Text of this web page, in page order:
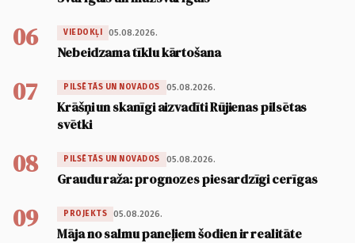
06 VIEDOKĻI 05.08.2026.
Nebeidzama tīklu kārtošana
07 PILSĒTĀS UN NOVADOS 05.08.2026.
Krāšņi un skanīgi aizvadīti Rūjienas pilsētas
svētki
08 PILSĒTĀS UN NOVADOS 05.08.2026.
Graudu raža: prognozes piesardzīgi cerīgas
09 PROJEKTS 05.08.2026.
Māja no salmu paneļiem šodien ir realitāte